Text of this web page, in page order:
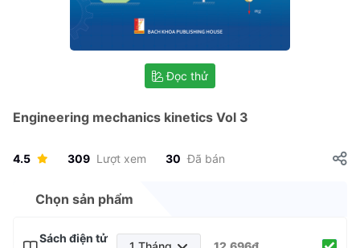
Đọc thử
Engineering mechanics kinetics Vol 3
4.5 309 Lượt xem 30 Đã bán
Chọn sản phẩm
Sách điện tử